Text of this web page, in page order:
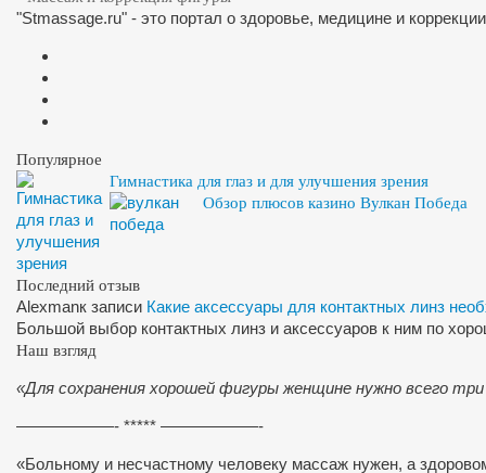
"Stmassage.ru" - это портал о здоровье, медицине и
Популярное
Гимнастика для глаз и для улучшения зрения
Обзор плюсов казино Вулкан Победа
Последний отзыв
Alexmanк записи Какие аксессуары для контактных линз
Большой выбор контактных линз и аксессуаров к ним по
Наш взгляд
«Для сохранения хорошей фигуры женщине нужно всего
——————- ***** ——————-
«Больному и несчастному человеку массаж нужен, а